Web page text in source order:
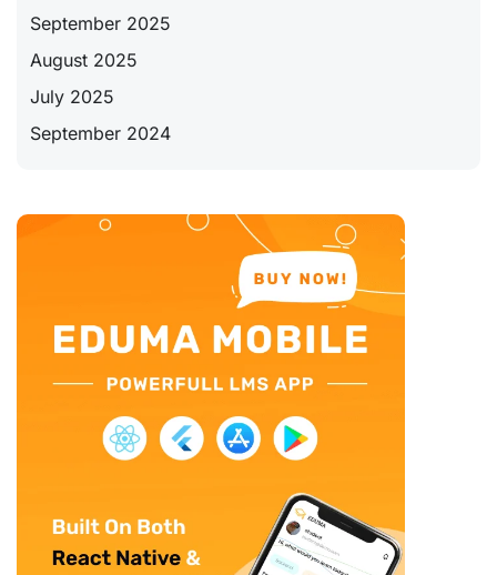
September 2025
August 2025
July 2025
September 2024